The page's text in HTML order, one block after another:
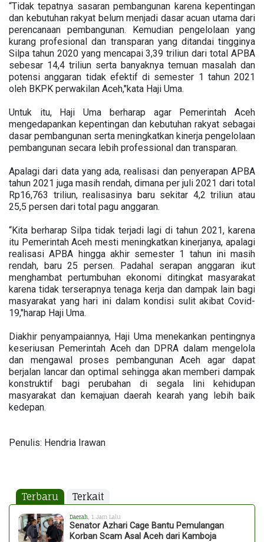
“Tidak tepatnya sasaran pembangunan karena kepentingan
dan kebutuhan rakyat belum menjadi dasar acuan utama dari
perencanaan pembangunan. Kemudian pengelolaan yang
kurang profesional dan transparan yang ditandai tingginya
Silpa tahun 2020 yang mencapai 3,39 triliun dari total APBA
sebesar 14,4 triliun serta banyaknya temuan masalah dan
potensi anggaran tidak efektif di semester 1 tahun 2021
oleh BKPK perwakilan Aceh,"kata Haji Uma.
Untuk itu, Haji Uma berharap agar Pemerintah Aceh
mengedapankan kepentingan dan kebutuhan rakyat sebagai
dasar pembangunan serta meningkatkan kinerja pengelolaan
pembangunan secara lebih professional dan transparan.
Apalagi dari data yang ada, realisasi dan penyerapan APBA
tahun 2021 juga masih rendah, dimana per juli 2021 dari total
Rp16,763 triliun, realisasinya baru sekitar 4,2 triliun atau
25,5 persen dari total pagu anggaran.
“Kita berharap Silpa tidak terjadi lagi di tahun 2021, karena
itu Pemerintah Aceh mesti meningkatkan kinerjanya, apalagi
realisasi APBA hingga akhir semester 1 tahun ini masih
rendah, baru 25 persen. Padahal serapan anggaran ikut
menghambat pertumbuhan ekonomi ditingkat masyarakat
karena tidak terserapnya tenaga kerja dan dampak lain bagi
masyarakat yang hari ini dalam kondisi sulit akibat Covid-
19,"harap Haji Uma.
Diakhir penyampaiannya, Haji Uma menekankan pentingnya
keseriusan Pemerintah Aceh dan DPRA dalam mengelola
dan mengawal proses pembangunan Aceh agar dapat
berjalan lancar dan optimal sehingga akan memberi dampak
konstruktif bagi perubahan di segala lini kehidupan
masyarakat dan kemajuan daerah kearah yang lebih baik
kedepan.
Penulis: Hendria Irawan
Terbaru Terkait
Daerah , 1 Jam Lalu
Senator Azhari Cage Bantu Pemulangan
Korban Scam Asal Aceh dari Kamboja